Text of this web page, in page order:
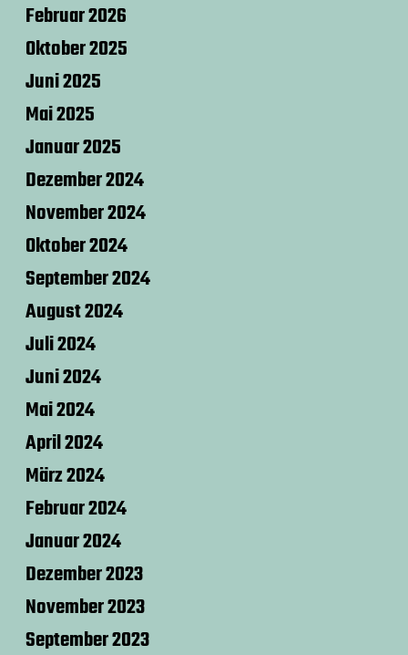
Februar 2026
Oktober 2025
Juni 2025
Mai 2025
Januar 2025
Dezember 2024
November 2024
Oktober 2024
September 2024
August 2024
Juli 2024
Juni 2024
Mai 2024
April 2024
März 2024
Februar 2024
Januar 2024
Dezember 2023
November 2023
September 2023